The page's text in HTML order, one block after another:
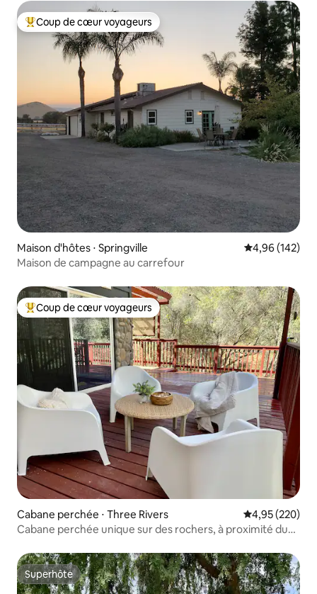
Coups de cœur voyageurs les plus appréciés
Coup de cœur voyageurs
Maison d'hôtes ⋅ Springville Évaluation
4,96 (142)
Maison de campagne au carrefour
Coups de cœur voyageurs les plus appréciés
Coup de cœur voyageurs
Cabane perchée ⋅ Three Rivers Évaluation
4,95 (220)
Cabane perchée unique sur des rochers, à proximité du
Superhôte
Superhôte